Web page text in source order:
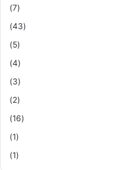
(7)
(43)
(5)
(4)
(3)
(2)
(16)
(1)
(1)